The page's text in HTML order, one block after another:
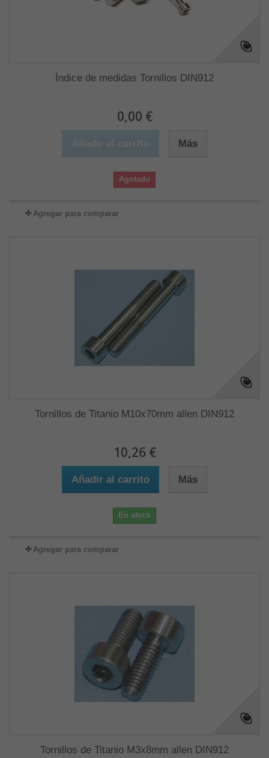
Índice de medidas Tornillos DIN912
0,00 €
Más
Agotado
Agregar para comparar
Tornillos de Titanio M10x70mm allen DIN912
10,26 €
Añadir al carrito Más
En stock
Agregar para comparar
Tornillos de Titanio M3x8mm allen DIN912